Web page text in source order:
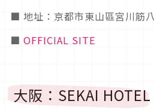
■ 地址：京都市東山區宮川筋
■ OFFICIAL SITE
大阪：SEKAI HOTEL